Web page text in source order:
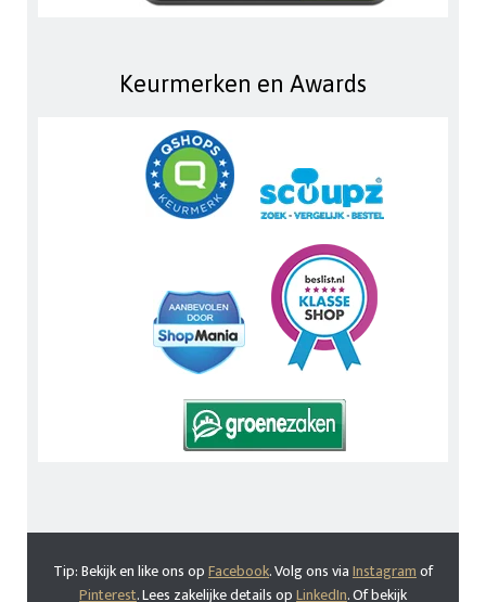
Keurmerken en Awards
Tip: Bekijk en like ons opFacebook. Volg ons viaInstagramof
Pinterest. Lees zakelijke details opLinkedIn. Of bekijk